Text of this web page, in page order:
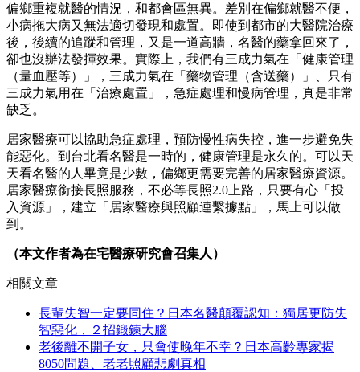
偏鄉重複就醫的情況，和都會區無異。差別在偏鄉就醫不便，
小病拖大病又無法適切發現和處置。即使到都市的大醫院治療
後，後續的追蹤和管理，又是一道高牆，名醫的藥拿回來了，
卻也沒辦法發揮效果。實際上，我們有三成力氣在「健康管理
（量血壓等）」，三成力氣在「藥物管理（含送藥）」、只有
三成力氣用在「治療處置」，急症處理和慢病管理，真是非常
缺乏。
居家醫療可以協助急症處理，預防慢性病失控，進一步避免失
能惡化。到台北看名醫是一時的，健康管理是永久的。可以天
天看名醫的人畢竟是少數，偏鄉更需要完善的居家醫療資源。
居家醫療銜接長照服務，不必等長照2.0上路，只要有心「投
入資源」，建立「居家醫療與照顧連繫據點」，馬上可以做
到。
（本文作者為在宅醫療研究會召集人）
相關文章
長輩失智一定要同住？日本名醫顛覆認知：獨居更防失
智惡化，２招鍛鍊大腦
老後離不開子女，只會使晚年不幸？日本高齡專家揭
8050問題、老老照顧悲劇真相